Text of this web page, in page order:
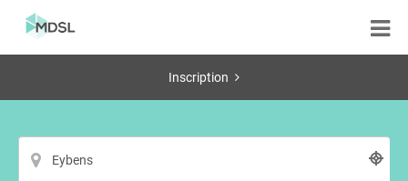
Inscription